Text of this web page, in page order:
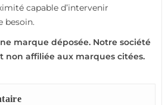
capable d’intervenir
besoin.
marque déposée. Notre société
non affiliée aux marques citées.